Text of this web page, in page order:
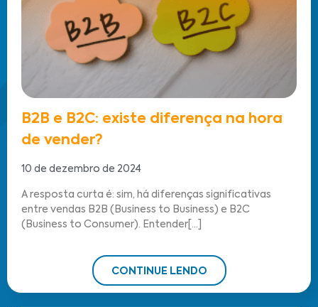
B2B e B2C: existe diferença na hora
de vender?
10 de dezembro de 2024
A resposta curta é: sim, há diferenças significativas
entre vendas B2B (Business to Business) e B2C
(Business to Consumer). Entender[...]
CONTINUE LENDO